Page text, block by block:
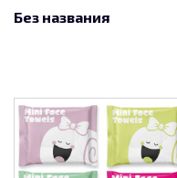
Без названия